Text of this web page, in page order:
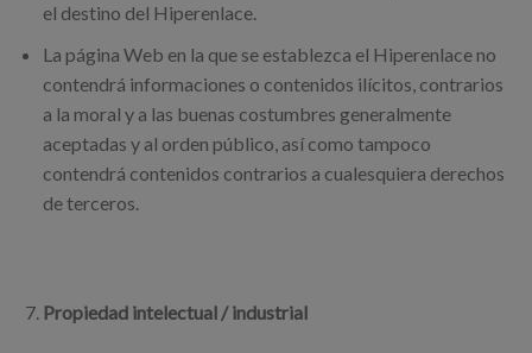
el destino del Hiperenlace.
La página Web en la que se establezca el Hiperenlace no
contendrá informaciones o contenidos ilícitos, contrarios
a la moral y a las buenas costumbres generalmente
aceptadas y al orden público, así como tampoco
contendrá contenidos contrarios a cualesquiera derechos
de terceros.
Propiedad intelectual / industrial